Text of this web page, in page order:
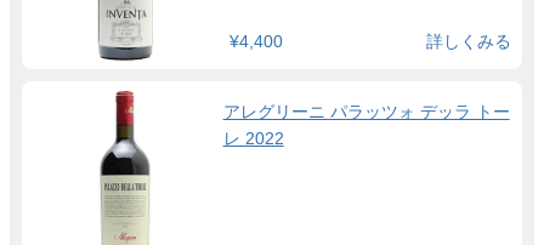
¥4,400 詳しくみる
アレグリーニ パラッツォ デッラ トー
レ 2022